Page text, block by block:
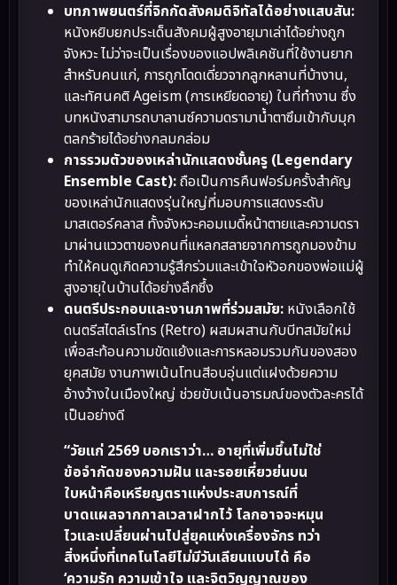
บทภาพยนตร์ที่จิกกัดสังคมดิจิทัลได้อย่างแสบสัน:
หนังหยิบยกประเด็นสังคมผู้สูงอายุมาเล่าได้อย่างถูก
จังหวะ ไม่ว่าจะเป็นเรื่องของแอปพลิเคชันที่ใช้งานยาก
สำหรับคนแก่, การถูกโดดเดี่ยวจากลูกหลานที่บ้างาน,
และทัศนคติ Ageism (การเหยียดอายุ) ในที่ทำงาน ซึ่ง
บทหนังสามารถบาลานซ์ความดรามาน้ำตาซึมเข้ากับมุก
ตลกร้ายได้อย่างกลมกล่อม
การรวมตัวของเหล่านักแสดงชั้นครู (Legendary
Ensemble Cast):ถือเป็นการคืนฟอร์มครั้งสำคัญ
ของเหล่านักแสดงรุ่นใหญ่ที่มอบการแสดงระดับ
มาสเตอร์คลาส ทั้งจังหวะคอมเมดี้หน้าตายและความดรา
มาผ่านแววตาของคนที่แหลกสลายจากการถูกมองข้าม
ทำให้คนดูเกิดความรู้สึกร่วมและเข้าใจหัวอกของพ่อแม่ผู้
สูงอายุในบ้านได้อย่างลึกซึ้ง
ดนตรีประกอบและงานภาพที่ร่วมสมัย: หนังเลือกใช้
ดนตรีสไตล์เรโทร (Retro) ผสมผสานกับบีทสมัยใหม่
เพื่อสะท้อนความขัดแย้งและการหลอมรวมกันของสอง
ยุคสมัย งานภาพเน้นโทนสีอบอุ่นแต่แฝงด้วยความ
อ้างว้างในเมืองใหญ่ ช่วยขับเน้นอารมณ์ของตัวละครได้
เป็นอย่างดี
“วัยแก่ 2569 บอกเราว่า… อายุที่เพิ่มขึ้นไม่ใช่
ข้อจำกัดของความฝัน และรอยเหี่ยวย่นบน
ใบหน้าคือเหรียญตราแห่งประสบการณ์ที่
บาดแผลจากกาลเวลาฝากไว้ โลกอาจจะหมุน
ไวและเปลี่ยนผ่านไปสู่ยุคแห่งเครื่องจักร ทว่า
สิ่งหนึ่งที่เทคโนโลยีไม่มีวันเลียนแบบได้ คือ
‘ความรัก ความเข้าใจ และจิตวิญญาณของ